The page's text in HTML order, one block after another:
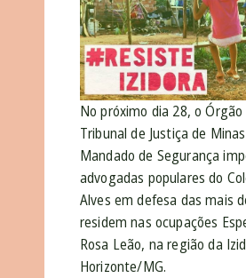
No próximo dia 28, o Órgão
Tribunal de Justiça de
Mandado de Segurança
advogadas populares do
Alves em defesa das mais
residem nas ocupações
Rosa Leão, na região da
Horizonte/MG.